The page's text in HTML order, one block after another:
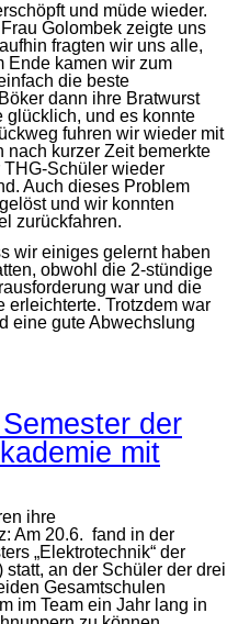
und müde wieder.
Golombek zeigte uns
fragten wir uns alle,
Ende kamen wir zum
die beste
dann ihre Bratwurst
glücklich, und es konnte
fuhren wir wieder mit
kurzer Zeit bemerkte
Schüler wieder
Auch dieses Problem
und wir konnten
zurückfahren.
wir einiges gelernt haben
obwohl die 2-stündige
war und die
erleichterte. Trotzdem war
eine gute Abwechslung
der
mit
ihre
Am 20.6. fand in der
„Elektrotechnik“ der
an der Schüler der drei
Gesamtschulen
im Team ein Jahr lang in